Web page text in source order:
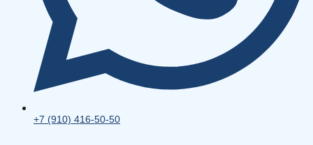
+7 (910) 416-50-50